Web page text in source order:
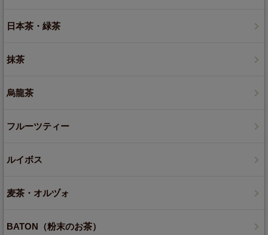
日本茶・緑茶
抹茶
烏龍茶
フルーツティー
ルイボス
麦茶・オルヅォ
BATON（粉末のお茶）